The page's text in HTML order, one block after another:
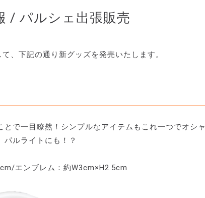
/ パルシェ出張販売
、下記の通り新グッズを発売いたします。
で一目瞭然！シンプルなアイテムもこれ一つでオシャ
ルライトにも！？
エンブレム：約W3cm×H2.5cm